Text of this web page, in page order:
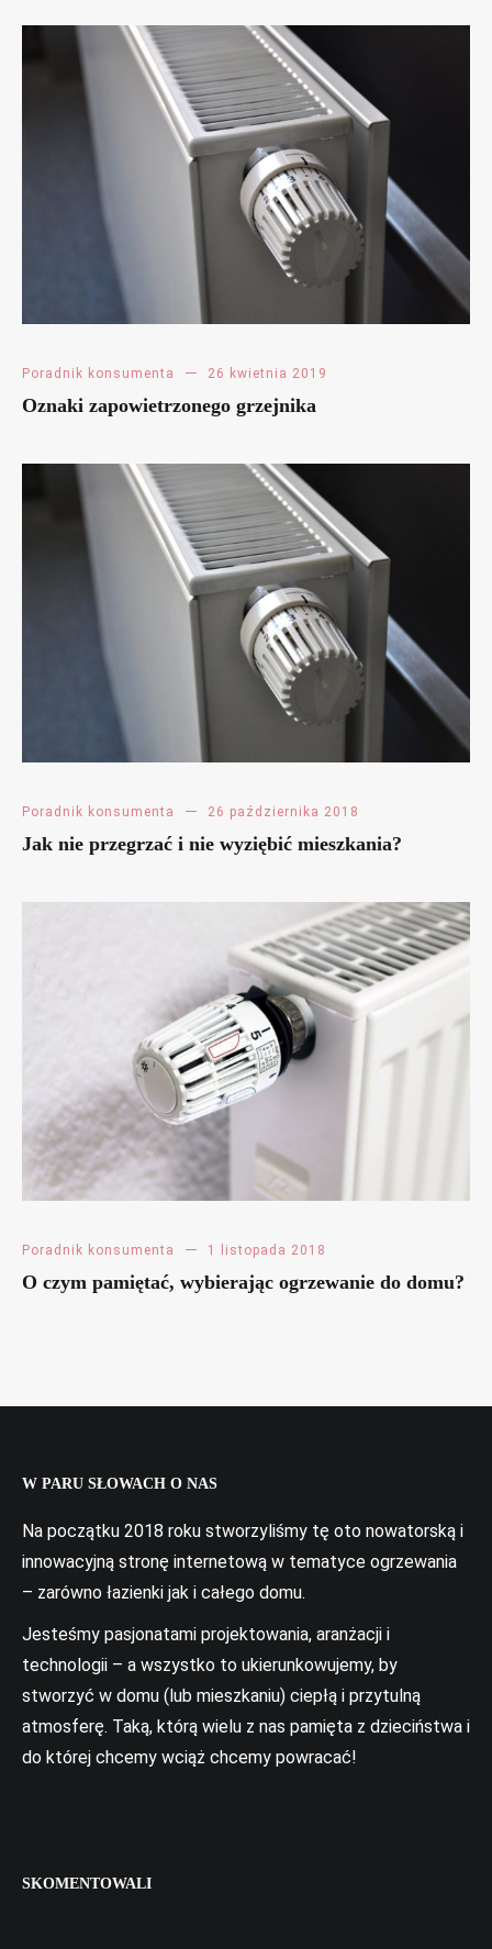
Poradnik konsumenta 26 kwietnia 2019
Oznaki zapowietrzonego grzejnika
Poradnik konsumenta 26 października 2018
Jak nie przegrzać i nie wyziębić mieszkania?
Poradnik konsumenta 1 listopada 2018
O czym pamiętać, wybierając ogrzewanie do domu?
W PARU SŁOWACH O NAS
Na początku 2018 roku stworzyliśmy tę oto nowatorską i
innowacyjną stronę internetową w tematyce ogrzewania
– zarówno łazienki jak i całego domu.
Jesteśmy pasjonatami projektowania, aranżacji i
technologii – a wszystko to ukierunkowujemy, by
stworzyć w domu (lub mieszkaniu) ciepłą i przytulną
atmosferę. Taką, którą wielu z nas pamięta z dzieciństwa i
do której chcemy wciąż chcemy powracać!
SKOMENTOWALI